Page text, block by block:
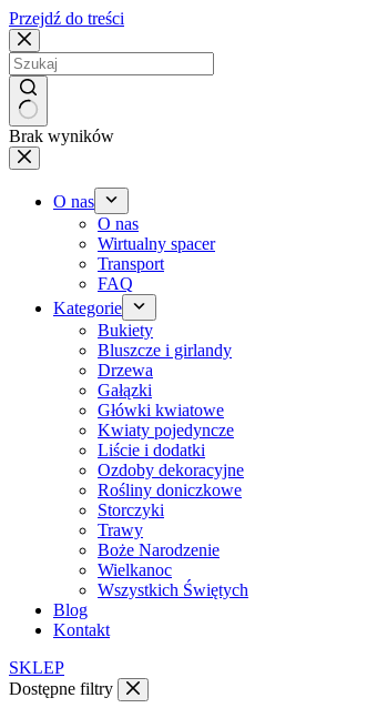
Przejdź do treści
Brak wyników
O nas
O nas
Wirtualny spacer
Transport
FAQ
Kategorie
Bukiety
Bluszcze i girlandy
Drzewa
Gałązki
Główki kwiatowe
Kwiaty pojedyncze
Liście i dodatki
Ozdoby dekoracyjne
Rośliny doniczkowe
Storczyki
Trawy
Boże Narodzenie
Wielkanoc
Wszystkich Świętych
Blog
Kontakt
SKLEP
Dostępne filtry